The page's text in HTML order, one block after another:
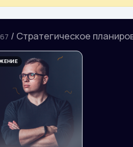
67 / Стратегическое